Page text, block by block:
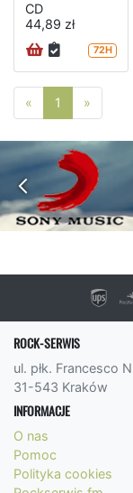
CD
44,89 zł
72H
« Poprzednia
1 »
ROCK-SERWIS
ul. płk. Francesco
31-543 Kraków
INFORMACJE
O nas
Pomoc
Polityka cookies